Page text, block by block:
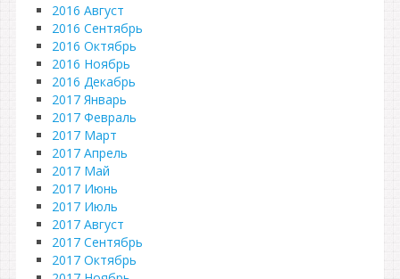
2016 Август
2016 Сентябрь
2016 Октябрь
2016 Ноябрь
2016 Декабрь
2017 Январь
2017 Февраль
2017 Март
2017 Апрель
2017 Май
2017 Июнь
2017 Июль
2017 Август
2017 Сентябрь
2017 Октябрь